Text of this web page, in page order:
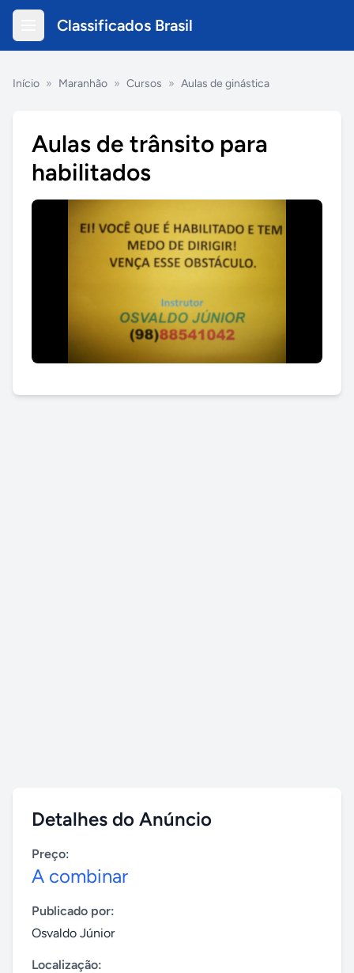
Classificados Brasil
Início » Maranhão » Cursos » Aulas de ginástica
Aulas de trânsito para
habilitados
Detalhes do Anúncio
Preço:
A combinar
Publicado por:
Osvaldo Júnior
Localização: